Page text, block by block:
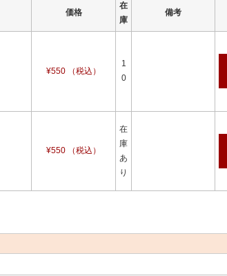
価格
在
庫
備考
¥550 （税込）
1
0
¥550 （税込）
在
庫
あ
り